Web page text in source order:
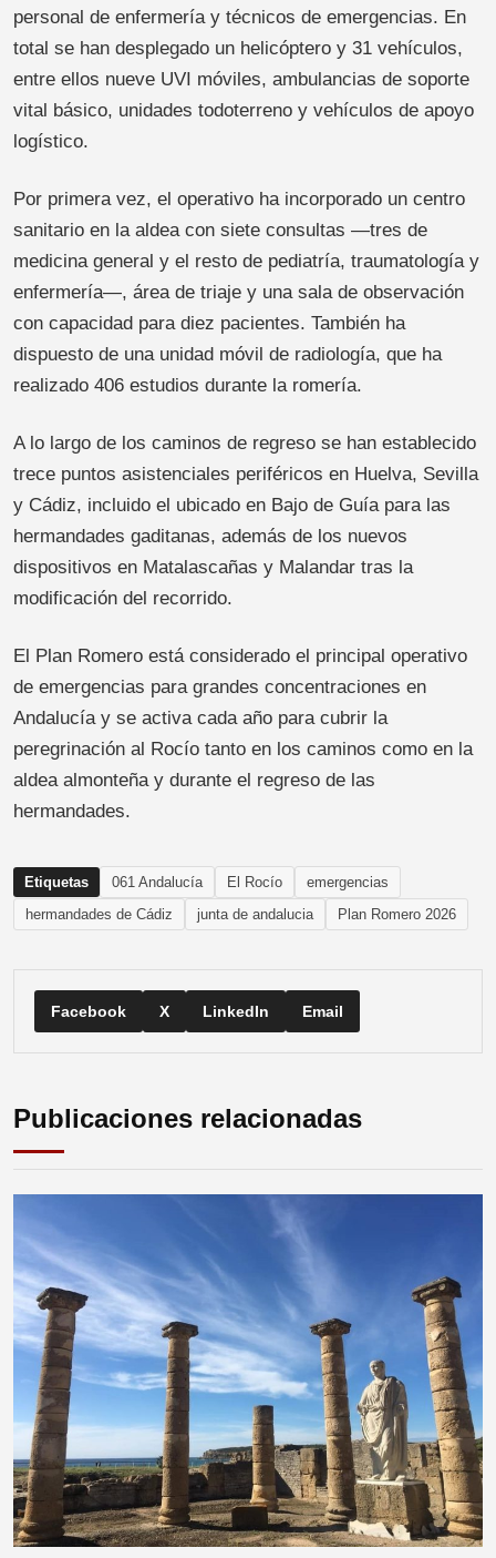
personal de enfermería y técnicos de emergencias. En
total se han desplegado un helicóptero y 31 vehículos,
entre ellos nueve UVI móviles, ambulancias de soporte
vital básico, unidades todoterreno y vehículos de apoyo
logístico.
Por primera vez, el operativo ha incorporado un centro
sanitario en la aldea con siete consultas —tres de
medicina general y el resto de pediatría, traumatología y
enfermería—, área de triaje y una sala de observación
con capacidad para diez pacientes. También ha
dispuesto de una unidad móvil de radiología, que ha
realizado 406 estudios durante la romería.
A lo largo de los caminos de regreso se han establecido
trece puntos asistenciales periféricos en Huelva, Sevilla
y Cádiz, incluido el ubicado en Bajo de Guía para las
hermandades gaditanas, además de los nuevos
dispositivos en Matalascañas y Malandar tras la
modificación del recorrido.
El Plan Romero está considerado el principal operativo
de emergencias para grandes concentraciones en
Andalucía y se activa cada año para cubrir la
peregrinación al Rocío tanto en los caminos como en la
aldea almonteña y durante el regreso de las
hermandades.
Etiquetas 061 Andalucía El Rocío
emergencias
hermandades de Cádiz
junta de andalucia Plan Romero 2026
Facebook X LinkedIn Email
Publicaciones relacionadas